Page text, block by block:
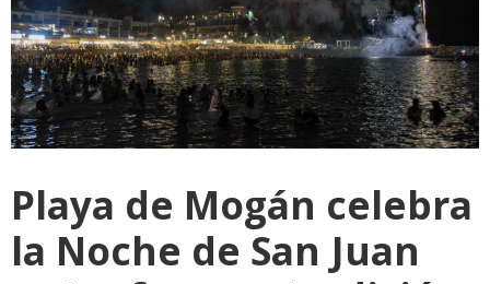
Playa de Mogán celebra
la Noche de San Juan